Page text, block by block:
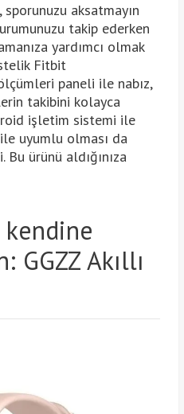
aksatmayın
takip ederken
yardımcı olmak
Fitbit
paneli ile nabız,
takibini kolayca
işletim sistemi ile
uyumlu olması da
ürünü aldığınıza
kendine
GGZZ Akıllı